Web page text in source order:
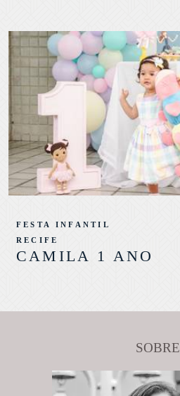
CAMILA 1 ANO
FESTA INFANTIL
RECIFE
SOBRE